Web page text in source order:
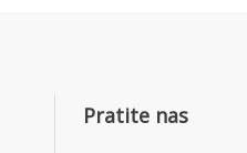
Pratite nas